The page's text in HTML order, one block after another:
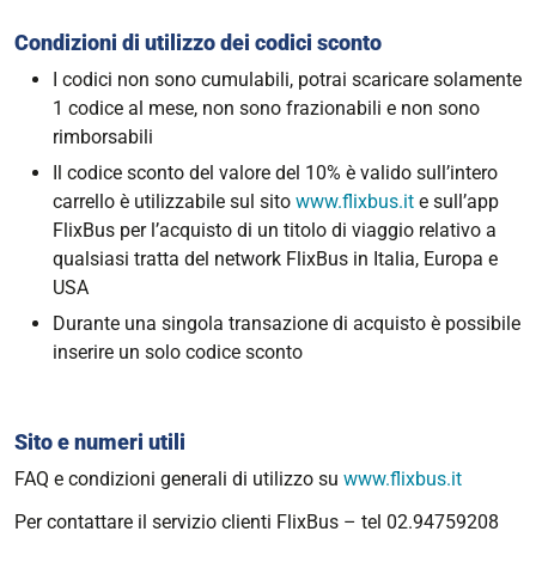
Condizioni di utilizzo dei codici sconto
I codici non sono cumulabili, potrai scaricare solamente
1 codice al mese, non sono frazionabili e non sono
rimborsabili
Il codice sconto del valore del 10% è valido sull’intero
carrello è utilizzabile sul sito www.flixbus.it e sull’app
FlixBus per l’acquisto di un titolo di viaggio relativo a
qualsiasi tratta del network FlixBus in Italia, Europa e
USA
Durante una singola transazione di acquisto è possibile
inserire un solo codice sconto
Sito e numeri utili
FAQ e condizioni generali di utilizzo su www.flixbus.it
Per contattare il servizio clienti FlixBus – tel 02.94759208